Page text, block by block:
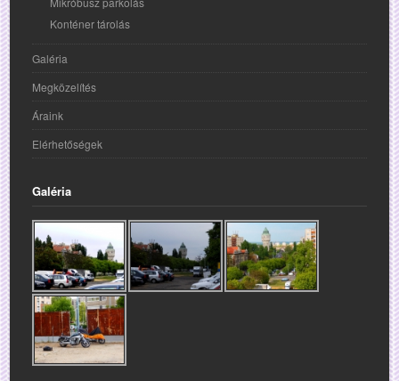
Konténer tárolás
Galéria
Megközelítés
Áraink
Elérhetőségek
Galéria